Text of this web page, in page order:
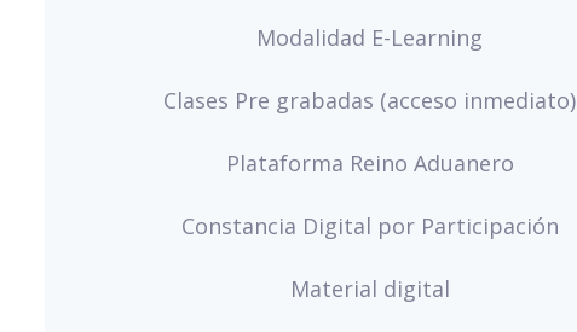
Modalidad E-Learning
Clases Pre grabadas (acceso inmediato)
Plataforma Reino Aduanero
Constancia Digital por Participación
Material digital